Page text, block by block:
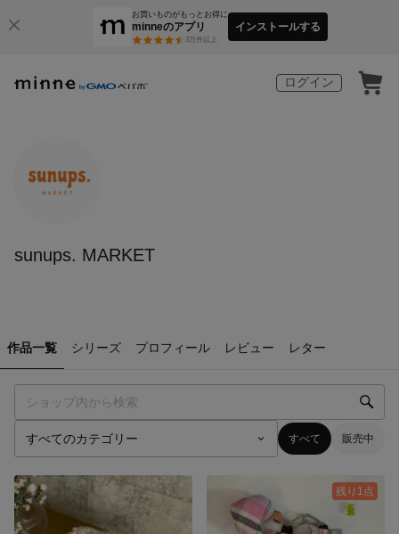
お買いものがもっとお得に
minneのアプリ
3万件以上
インストールする
ログイン
sunups. MARKET
作品一覧 シリーズ プロフィール レビュー レター
すべて 販売中
残り1点